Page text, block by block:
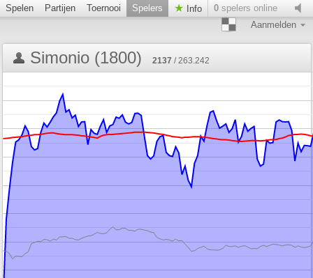
Spelen Partijen Toernooi Spelers Info 0 spelers online
Aanmelden
Simonio (1800) 2137 / 263.242